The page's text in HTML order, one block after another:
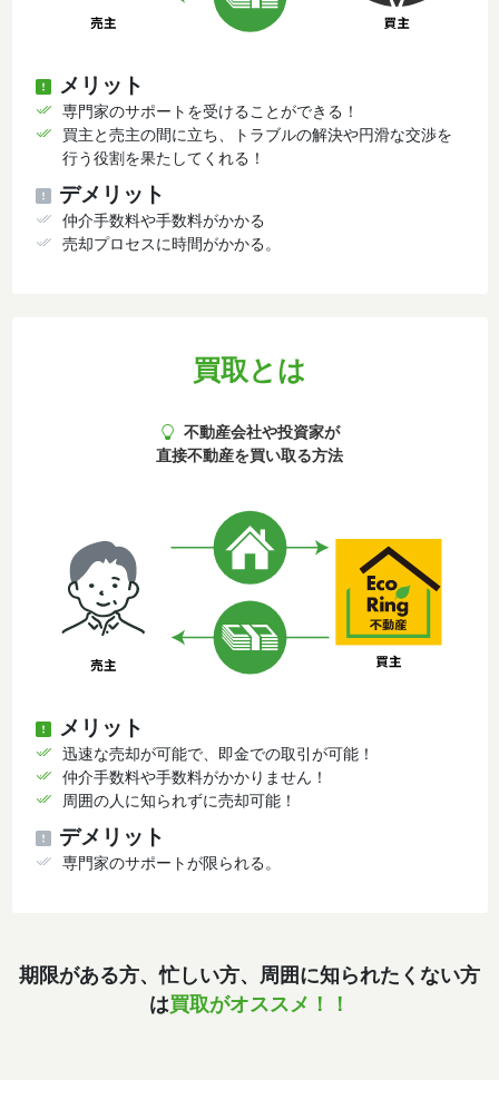
メリット
専門家のサポートを受けることができる！
買主と売主の間に立ち、トラブルの解決や円滑な交渉を
行う役割を果たしてくれる！
デメリット
仲介手数料や手数料がかかる
売却プロセスに時間がかかる。
買取とは
不動産会社や投資家が
直接不動産を買い取る方法
メリット
迅速な売却が可能で、即金での取引が可能！
仲介手数料や手数料がかかりません！
周囲の人に知られずに売却可能！
デメリット
専門家のサポートが限られる。
期限がある方、忙しい方、周囲に知られたくない方
は買取がオススメ！！